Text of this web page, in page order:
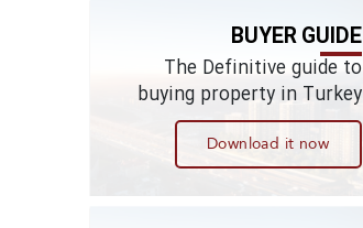
BUYER GUIDE
The Definitive guide to
buying property in Turkey
Download it now